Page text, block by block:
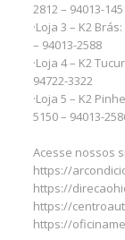
2812 – 94013-
·Loja 3 – K2
– 94013-2588
·Loja 4 – K2
94722-3322
·Loja 5 – K2
5150 – 94013-
Acesse nossos
https://
https://
https://
https://